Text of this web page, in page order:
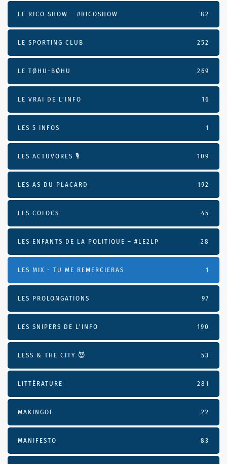
LE RICO SHOW – #RICOSHOW 82
LE SPORTING CLUB 252
LE TØHU-BØHU 269
LE VRAI DE L’INFO 16
LES 5 INFOS 1
LES ACTUVORES 🎙 109
LES AS DU PLACARD 192
LES COLOCS 45
LES ENFANTS DE LA POLITIQUE – #LE2LP 28
LES MIX - TU ME REMERCIERAS 1
LES PROLONGATIONS 97
LES SNIPERS DE L’INFO 190
LESS & THE CITY 😈 53
LITTÉRATURE 281
MAKINGOF 22
MANIFESTO 83